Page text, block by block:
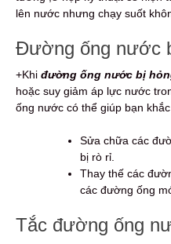
lên nước nhưng chạy suốt
Đường ống nước
+Khi đường ống nước bị
hoặc suy giảm áp lực nước
ống nước có thể giúp bạn
Sửa chữa các
bị rò rỉ.
Thay thế các
các đường ống
Tắc đường ống